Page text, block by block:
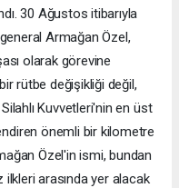
30 Ağustos itibarıyla
Armağan Özel,
olarak görevine
rütbe değişikliği değil,
Kuvvetleri'nin en üst
önemli bir kilometre
Özel'in ismi, bundan
arasında yer alacak